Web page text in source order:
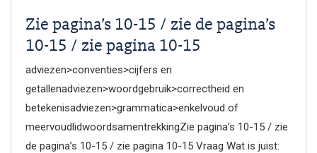
Zie pagina’s 10-15 / zie de pagina’s
10-15 / zie pagina 10-15
adviezen>conventies>cijfers en
getallenadviezen>woordgebruik>correctheid en
betekenisadviezen>grammatica>enkelvoud of
meervoudlidwoordsamentrekkingZie pagina’s 10-15 / zie
de pagina’s 10-15 / zie pagina 10-15 Vraag Wat is juist: